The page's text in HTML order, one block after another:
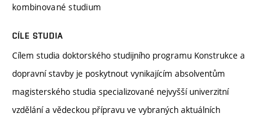
kombinované studium
CÍLE STUDIA
Cílem studia doktorského studijního programu Konstrukce a
dopravní stavby je poskytnout vynikajícím absolventům
magisterského studia specializované nejvyšší univerzitní
vzdělání a vědeckou přípravu ve vybraných aktuálních